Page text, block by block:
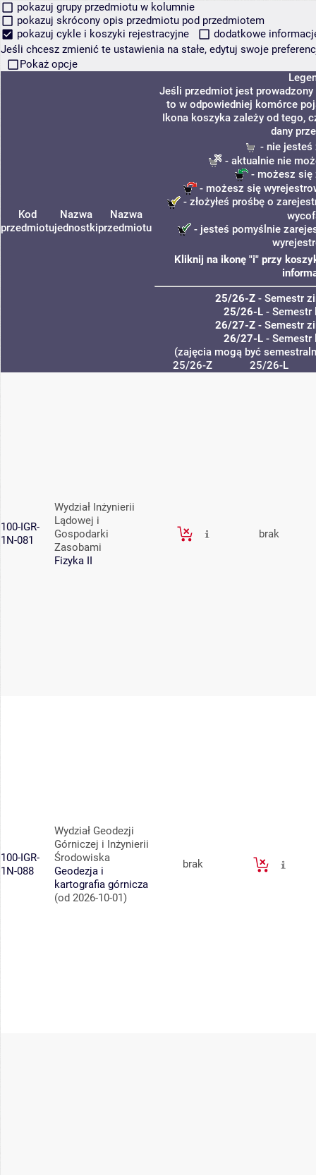
pokazuj grupy przedmiotu w kolumnie
pokazuj skrócony opis przedmiotu pod przedmiotem
pokazuj cykle i koszyki rejestracyjne
dodatkowe
Jeśli chcesz zmienić te ustawienia na stałe, edytuj swoje
Pokaż opcje
Kod
przedmiotu
Nazwa
jednostki
Nazwa
przedmiotu
Jeśli przedmiot jest
to w odpowiedniej komórce
Ikona koszyka zależy od tego,
dany
- nie jesteś
- aktualnie nie
- możesz się
- możesz się
- złożyłeś prośbę o
- jesteś pomyślnie
Kliknij na ikonę "i" przy
25/26-Z - Semestr
25/26-L -
26/27-Z - Semestr
26/27-L -
(zajęcia mogą być
25/26-Z
25/26-L
100-IGR-
1N-081
Wydział Inżynierii
Lądowej i
Gospodarki
Zasobami
Fizyka II
brak
100-IGR-
1N-088
Wydział Geodezji
Górniczej i Inżynierii
Środowiska
Geodezja i
kartografia górnicza
(od 2026-10-01)
brak